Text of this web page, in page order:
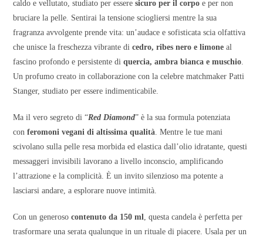
caldo e vellutato, studiato per esseresicuro per il corpo e per non
bruciare la pelle. Sentirai la tensione sciogliersi mentre la sua
fragranza avvolgente prende vita: un’audace e sofisticata scia olfattiva
che unisce la freschezza vibrante dicedro, ribes nero e limone al
fascino profondo e persistente diquercia, ambra bianca e muschio
Un profumo creato in collaborazione con la celebre matchmaker Patti
Stanger, studiato per essere indimenticabile.
Ma il vero segreto di “Red Diamond” è la sua formula potenziata
conferomoni vegani di altissima qualità . Mentre le tue mani
scivolano sulla pelle resa morbida ed elastica dall’olio idratante, questi
messaggeri invisibili lavorano a livello inconscio, amplificando
l’attrazione e la complicità. È un invito silenzioso ma potente a
lasciarsi andare, a esplorare nuove intimità.
Con un generosocontenuto da 150 ml
, questa candela è perfetta per
trasformare una serata qualunque in un rituale di piacere. Usala per un